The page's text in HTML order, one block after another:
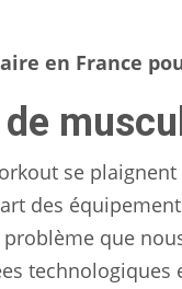
en France
se
des
problème que